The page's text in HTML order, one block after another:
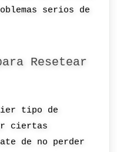
serios de
Resetear
tipo de
ciertas
de no perder